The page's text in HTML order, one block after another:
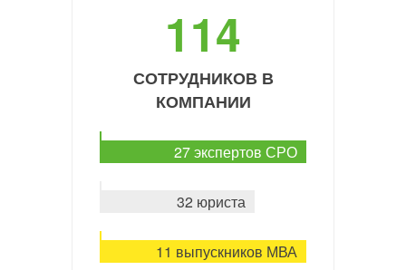
114
СОТРУДНИКОВ В
КОМПАНИИ
27 экспертов СРО
32 юриста
11 выпускников МВА